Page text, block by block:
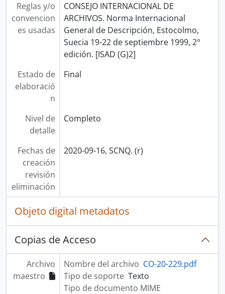
Reglas y/o
convencion
es usadas
CONSEJO INTERNACIONAL DE
ARCHIVOS. Norma Internacional
General de Descripción, Estocolmo,
Suecia 19-22 de septiembre 1999, 2°
edición. [ISAD (G)2]
Estado de
elaboració
n
Final
Nivel de
detalle
Completo
Fechas de
creación
revisión
eliminación
2020-09-16, SCNQ. (r)
Objeto digital metadatos
Copias de Acceso
Archivo
maestro
Nombre del archivo CO-20-229.pdf
Tipo de soporte Texto
Tipo de documento MIME